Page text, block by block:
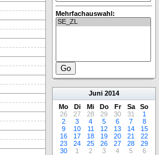
Mehrfachauswahl:
Juni 2014
Mo
Di Mi Do Fr Sa
So
26
27 28 29 30 31
1
2
3 4 5 6 7
8
9
10 11 12 13 14
15
16
17 18 19 20 21
22
23
24 25 26 27 28
29
30
1 2 3 4 5 6